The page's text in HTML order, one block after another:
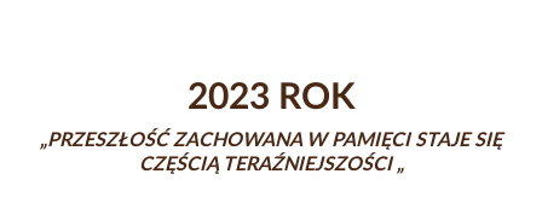
2023 ROK
„PRZESZŁOŚĆ ZACHOWANA W PAMIĘCI STAJE SIĘ
CZĘŚCIĄ TERAŹNIEJSZOŚCI „